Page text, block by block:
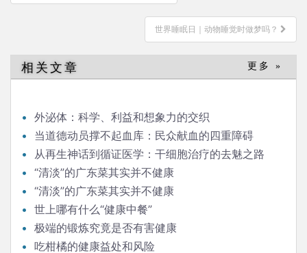
章
世界睡眠日｜动物睡觉时做梦吗？
相关文章 更多 »
外泌体：科学、利益和想象力的交织
当道德动员撑不起血库：民众献血的四重障碍
从再生神话到循证医学：干细胞治疗的去魅之路
“清淡”的广东菜其实并不健康
“清淡”的广东菜其实并不健康
世上哪有什么“健康中餐”
极端的锻炼究竟是否有害健康
吃柑橘的健康益处和风险